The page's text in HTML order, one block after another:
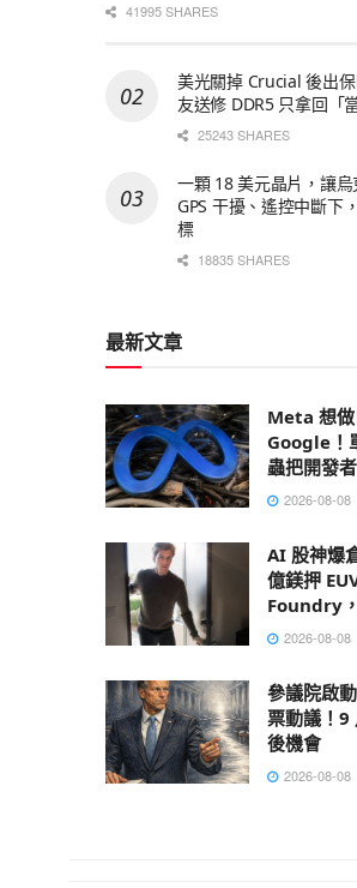
41995 SHARES
美光關掉 Crucial 後出
友送修 DDR5 只拿回「
25243 SHARES
一顆 18 美元晶片，讓
GPS 干擾、遙控中斷下
標
18835 SHARES
最新文章
Meta 想
Google！
蟲把開發
2026-08-08
AI 股神爆
億鎂押
Foundry
ASML
2026-08-08
參議院啟
票動議！9
後機會
2026-08-08